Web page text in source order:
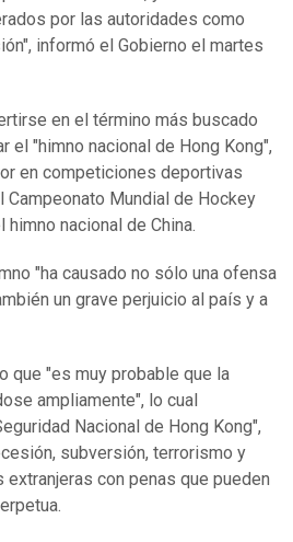
por las autoridades como
informó el Gobierno el martes
en el término más buscado
el "himno nacional de Hong Kong",
en competiciones deportivas
Campeonato Mundial de Hockey
nacional de China.
"ha causado no sólo una ofensa
un grave perjuicio al país y a
que "es muy probable que la
ampliamente", lo cual
Nacional de Hong Kong",
subversión, terrorismo y
con penas que pueden